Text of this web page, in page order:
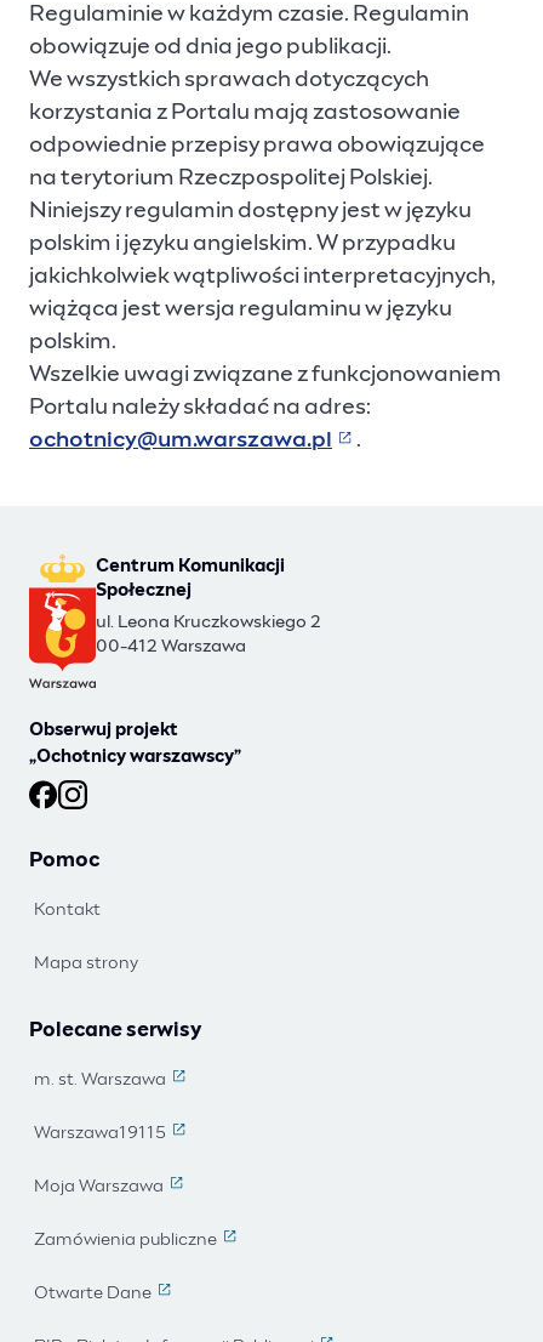
Regulaminie w każdym czasie. Regulamin
obowiązuje od dnia jego publikacji.
We wszystkich sprawach dotyczących
korzystania z Portalu mają zastosowanie
odpowiednie przepisy prawa obowiązujące
na terytorium Rzeczpospolitej Polskiej.
Niniejszy regulamin dostępny jest w języku
polskim i języku angielskim. W przypadku
jakichkolwiek wątpliwości interpretacyjnych,
wiążąca jest wersja regulaminu w języku
polskim.
Wszelkie uwagi związane z funkcjonowaniem
Portalu należy składać na adres:
ochotnicy@um.warszawa.pl
.
Centrum Komunikacji
Społecznej
ul. Leona Kruczkowskiego 2
00-412 Warszawa
Obserwuj projekt
„Ochotnicy warszawscy”
Pomoc
Kontakt
Mapa strony
Polecane serwisy
m. st. Warszawa
Warszawa19115
Moja Warszawa
Zamówienia publiczne
Otwarte Dane